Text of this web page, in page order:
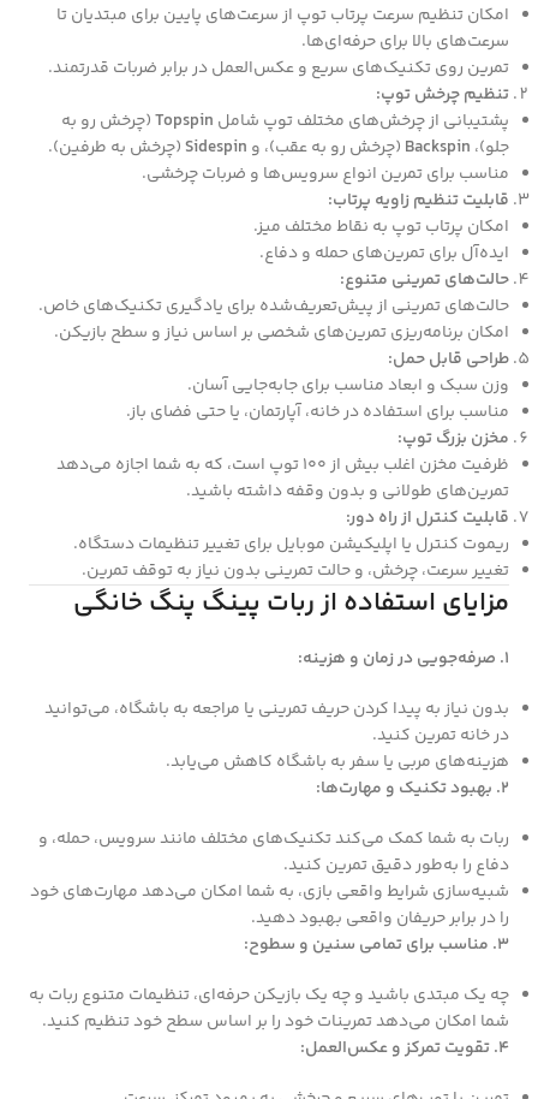
امکان تنظیم سرعت پرتاب توپ از سرعت‌های پایین برای مبتدیان تا
سرعت‌های بالا برای حرفه‌ای‌ها.
تمرین روی تکنیک‌های سریع و عکس‌العمل در برابر ضربات قدرتمند.
تنظیم چرخش توپ:
پشتیبانی از چرخش‌های مختلف توپ شامل Topspin(چرخش رو به
جلو)، Backspin (چرخش رو به عقب)، و Sidespin(چرخش به طرفین).
مناسب برای تمرین انواع سرویس‌ها و ضربات چرخشی.
قابلیت تنظیم زاویه پرتاب:
امکان پرتاب توپ به نقاط مختلف میز.
ایده‌آل برای تمرین‌های حمله و دفاع.
حالت‌های تمرینی متنوع:
حالت‌های تمرینی از پیش‌تعریف‌شده برای یادگیری تکنیک‌های خاص.
امکان برنامه‌ریزی تمرین‌های شخصی بر اساس نیاز و سطح بازیکن.
طراحی قابل حمل:
وزن سبک و ابعاد مناسب برای جابه‌جایی آسان.
مناسب برای استفاده در خانه، آپارتمان، یا حتی فضای باز.
مخزن بزرگ توپ:
ظرفیت مخزن اغلب بیش از 100 توپ است، که به شما اجازه می‌دهد
تمرین‌های طولانی و بدون وقفه داشته باشید.
قابلیت کنترل از راه دور:
ریموت کنترل یا اپلیکیشن موبایل برای تغییر تنظیمات دستگاه.
تغییر سرعت، چرخش، و حالت تمرینی بدون نیاز به توقف تمرین.
مزایای استفاده از ربات پینگ پنگ خانگی
1. صرفه‌جویی در زمان و هزینه:
بدون نیاز به پیدا کردن حریف تمرینی یا مراجعه به باشگاه، می‌توانید
در خانه تمرین کنید.
هزینه‌های مربی یا سفر به باشگاه کاهش می‌یابد.
2. بهبود تکنیک و مهارت‌ها:
ربات به شما کمک می‌کند تکنیک‌های مختلف مانند سرویس، حمله، و
دفاع را به‌طور دقیق تمرین کنید.
شبیه‌سازی شرایط واقعی بازی، به شما امکان می‌دهد مهارت‌های خود
را در برابر حریفان واقعی بهبود دهید.
3. مناسب برای تمامی سنین و سطوح:
چه یک مبتدی باشید و چه یک بازیکن حرفه‌ای، تنظیمات متنوع ربات به
شما امکان می‌دهد تمرینات خود را بر اساس سطح خود تنظیم کنید.
4. تقویت تمرکز و عکس‌العمل: